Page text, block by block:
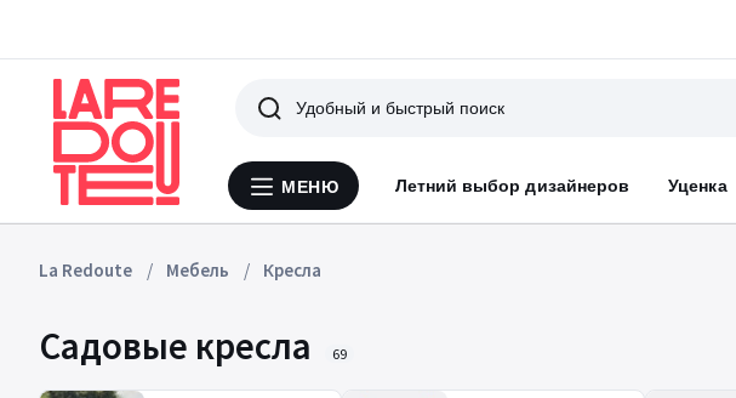
Меню
МЕНЮ Летний выбор дизайнеров Уценка
Поиск
La Redoute Мебель Кресла
Садовые кресла 69